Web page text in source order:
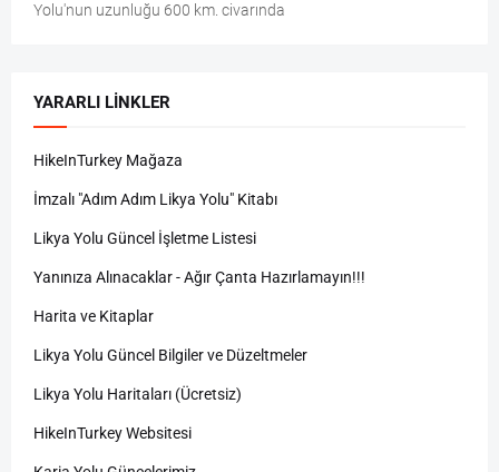
Yolu'nun uzunluğu 600 km. civarında
YARARLI LINKLER
HikeInTurkey Mağaza
İmzalı "Adım Adım Likya Yolu" Kitabı
Likya Yolu Güncel İşletme Listesi
Yanınıza Alınacaklar - Ağır Çanta Hazırlamayın!!!
Harita ve Kitaplar
Likya Yolu Güncel Bilgiler ve Düzeltmeler
Likya Yolu Haritaları (Ücretsiz)
HikeInTurkey Websitesi